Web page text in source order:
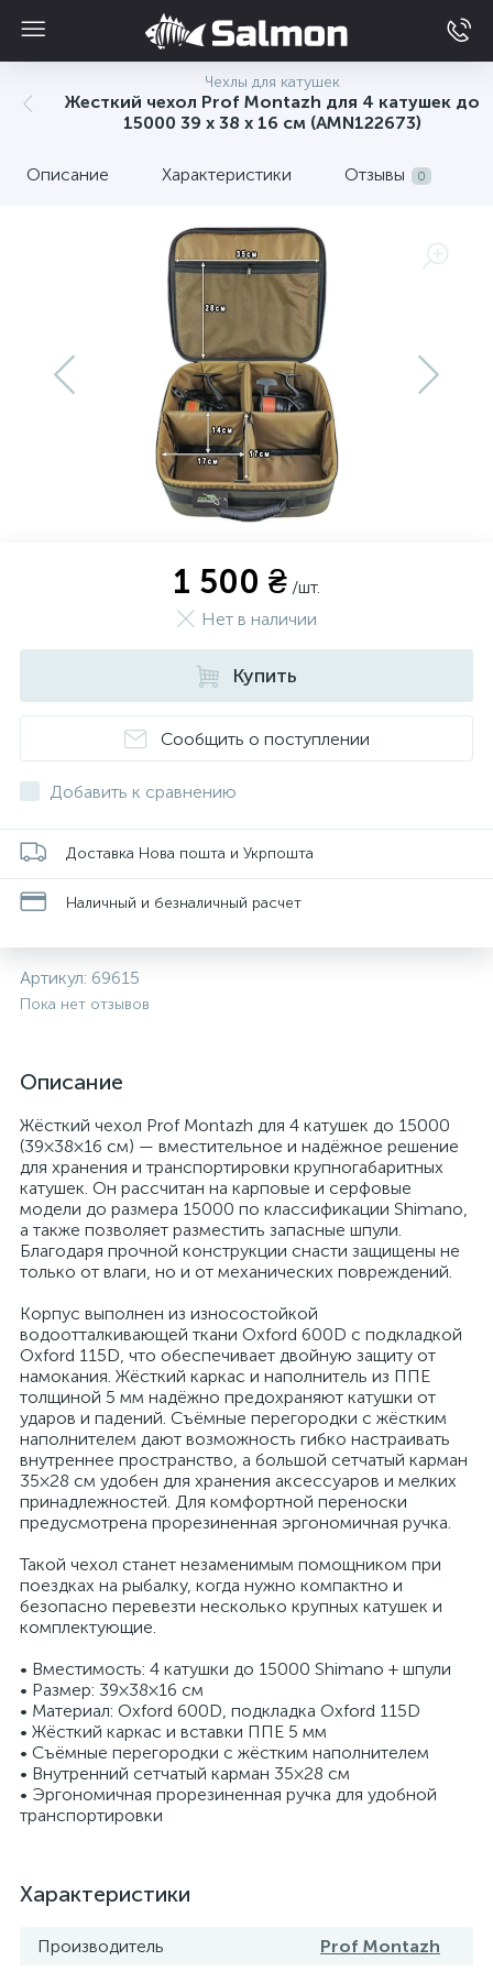
Чехлы для катушек
Жесткий чехол Prof Montazh для 4 катушек до
15000 39 х 38 х 16 см (AMN122673)
Описание Характеристики Отзывы 0
1 500 ₴ /шт.
Нет в наличии
Купить
Сообщить о поступлении
Добавить к сравнению
Доставка Нова пошта и Укрпошта
Наличный и безналичный расчет
Артикул: 69615
Пока нет отзывов
Описание
Жёсткий чехол Prof Montazh для 4 катушек до 15000
(39×38×16 см) — вместительное и надёжное решение
для хранения и транспортировки крупногабаритных
катушек. Он рассчитан на карповые и серфовые
модели до размера 15000 по классификации Shimano,
а также позволяет разместить запасные шпули.
Благодаря прочной конструкции снасти защищены не
только от влаги, но и от механических повреждений.
Корпус выполнен из износостойкой
водоотталкивающей ткани Oxford 600D с подкладкой
Oxford 115D, что обеспечивает двойную защиту от
намокания. Жёсткий каркас и наполнитель из ППЕ
толщиной 5 мм надёжно предохраняют катушки от
ударов и падений. Съёмные перегородки с жёстким
наполнителем дают возможность гибко настраивать
внутреннее пространство, а большой сетчатый карман
35×28 см удобен для хранения аксессуаров и мелких
принадлежностей. Для комфортной переноски
предусмотрена прорезиненная эргономичная ручка.
Такой чехол станет незаменимым помощником при
поездках на рыбалку, когда нужно компактно и
безопасно перевезти несколько крупных катушек и
комплектующие.
• Вместимость: 4 катушки до 15000 Shimano + шпули
• Размер: 39×38×16 см
• Материал: Oxford 600D, подкладка Oxford 115D
• Жёсткий каркас и вставки ППЕ 5 мм
• Съёмные перегородки с жёстким наполнителем
• Внутренний сетчатый карман 35×28 см
• Эргономичная прорезиненная ручка для удобной
транспортировки
Характеристики
Производитель Prof Montazh